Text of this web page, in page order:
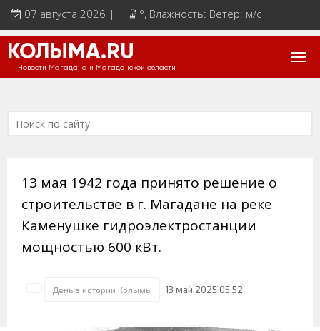
07 августа 2026 | | °, Влажность: Ветер: м/с
КОЛЫМА.RU
Новости Магадана и Магаданской области
13 мая 1942 года принято решение о
строительстве в г. Магадане на реке
Каменушке гидроэлектростанции
мощностью 600 кВт.
День в истории Колымы 13 май 2025 05:52